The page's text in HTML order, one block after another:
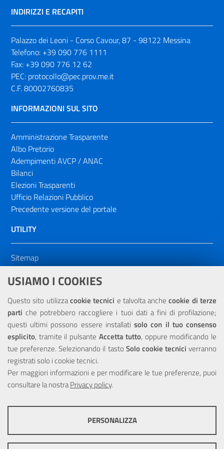
USIAMO I COOKIES
Questo sito utilizzacookie tecnici e talvolta anchecookie di terze
parti che potrebbero raccogliere i tuoi dati a fini di profilazione;
questi ultimi possono essere installatisolo con il tuo consenso
esplicito, tramite il pulsante Accetta tutto, oppure modificando le
tue preferenze. Selezionando il tasto Solo cookie tecnici verranno
registrati solo i cookie tecnici.
Per maggiori informazioni e per modificare le tue preferenze, puoi
consultare la nostraPrivacy policy.
PERSONALIZZA
INDIRIZZI E RECAPITI
Palazzo dei Leoni - Corso Cavour, 87 - 98122 Messina
Telefono: +39 090 776 1111
Fax: +39 090 776 12 62
PEC: protocollo@pec.prov.me.it
C.F. 80002760835
INFORMAZIONI SUL SITO
Amministrazione Trasparente
Albo Pretorio
Adempimenti AVCP / ANAC
Bilanci
Elezioni Trasparenti
Ufficio Relazioni Pubblico
Precedente versione del portale
UTILITY
Sitemap
Dichiarazione di accessibilità
NOTE LEGALI
Privacy
Portale realizzato con la partecipazione finanziaria dell'Unione
Europea tramite i fondi del POR Sicilia 2000/2006 Misura 6.05 -